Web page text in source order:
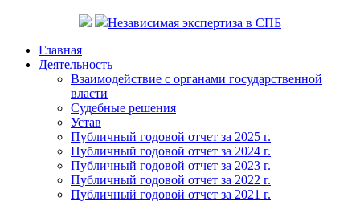
Независимая экспертиза в СПБ
Главная
Деятельность
Взаимодействие с органами государственной
власти
Судебные решения
Устав
Публичный годовой отчет за 2025 г.
Публичный годовой отчет за 2024 г.
Публичный годовой отчет за 2023 г.
Публичный годовой отчет за 2022 г.
Публичный годовой отчет за 2021 г.